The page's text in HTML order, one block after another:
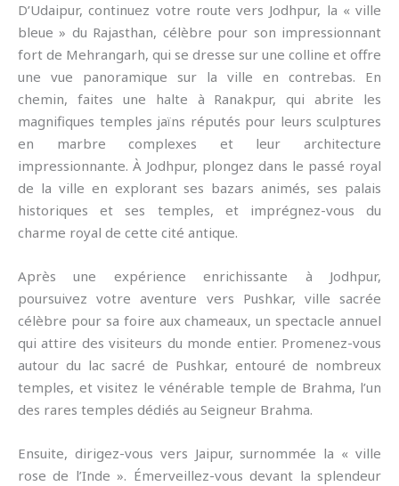
D’Udaipur, continuez votre route vers Jodhpur, la « ville
bleue » du Rajasthan, célèbre pour son impressionnant
fort de Mehrangarh, qui se dresse sur une colline et offre
une vue panoramique sur la ville en contrebas. En
chemin, faites une halte à Ranakpur, qui abrite les
magnifiques temples jaïns réputés pour leurs sculptures
en marbre complexes et leur architecture
impressionnante. À Jodhpur, plongez dans le passé royal
de la ville en explorant ses bazars animés, ses palais
historiques et ses temples, et imprégnez-vous du
charme royal de cette cité antique.
Après une expérience enrichissante à Jodhpur,
poursuivez votre aventure vers Pushkar, ville sacrée
célèbre pour sa foire aux chameaux, un spectacle annuel
qui attire des visiteurs du monde entier. Promenez-vous
autour du lac sacré de Pushkar, entouré de nombreux
temples, et visitez le vénérable temple de Brahma, l’un
des rares temples dédiés au Seigneur Brahma.
Ensuite, dirigez-vous vers Jaipur, surnommée la « ville
rose de l’Inde ». Émerveillez-vous devant la splendeur